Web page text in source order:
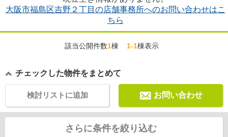
大阪市福島区吉野２丁目の店舗事務所へのお問い合わせはこ
ちら
該当公開件数1棟1-1棟表示
チェックした物件をまとめて
お問い合わせ
検討リストに追加
さらに条件を絞り込む